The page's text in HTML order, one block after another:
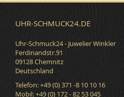
UHR-SCHMUCK24.DE
Uhr-Schmuck24 - Juwelier Winkler
Ferdinandstr.91
09128 Chemnitz
Deutschland
Telefon: +49 (0) 371 -8 10 10 16
Mobil: +49 (0) 172 - 82 53 045